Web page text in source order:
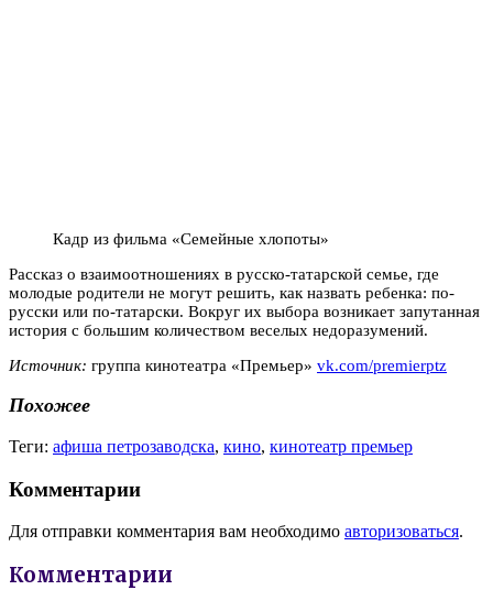
Кадр из фильма «Семейные хлопоты»
Рассказ о взаимоотношениях в русско-татарской семье, где
молодые родители не могут решить, как назвать ребенка: по-
русски или по-татарски. Вокруг их выбора возникает запутанная
история с большим количеством веселых недоразумений.
Источник: группа кинотеатра «Премьер» vk.com/premierptz
Похожее
Теги: афиша петрозаводска, кино, кинотеатр премьер
Комментарии
Для отправки комментария вам необходимо авторизоваться.
Комментарии